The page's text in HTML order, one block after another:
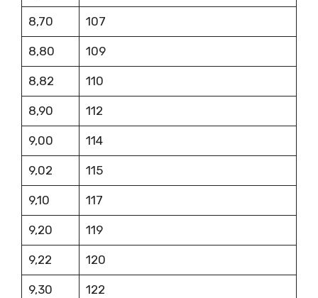
8,70 107
8,80 109
8,82 110
8,90 112
9,00 114
9,02 115
9,10 117
9,20 119
9,22 120
9,30 122